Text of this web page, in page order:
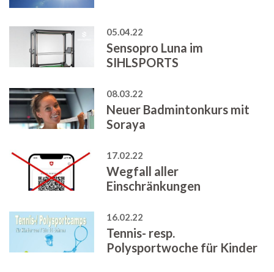
05.04.22
Sensopro Luna im
SIHLSPORTS
08.03.22
Neuer Badmintonkurs mit
Soraya
17.02.22
Wegfall aller
Einschränkungen
16.02.22
Tennis- resp.
Polysportwoche für Kinder